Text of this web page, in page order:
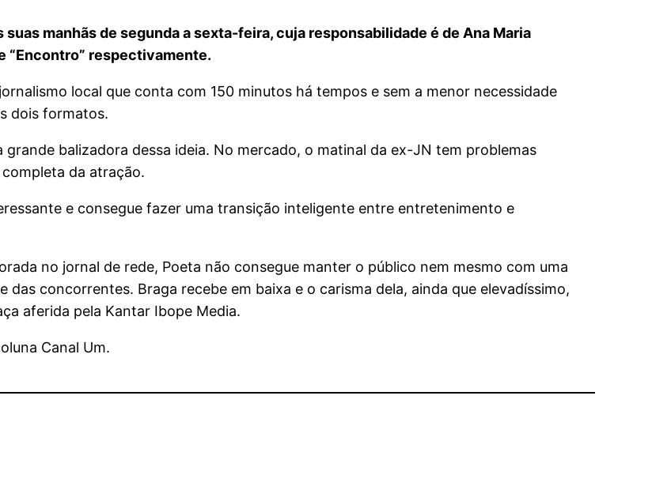
manhãs de segunda a sexta-feira, cuja responsabilidade é de Ana Maria
“Encontro” respectivamente.
local que conta com 150 minutos há tempos e sem a menor necessidade
dois formatos.
grande balizadora dessa ideia. No mercado, o matinal da ex-JN tem problemas
da atração.
e consegue fazer uma transição inteligente entre entretenimento e
no jornal de rede, Poeta não consegue manter o público nem mesmo com uma
concorrentes. Braga recebe em baixa e o carisma dela, ainda que elevadíssimo,
aferida pela Kantar Ibope Media.
Canal Um.